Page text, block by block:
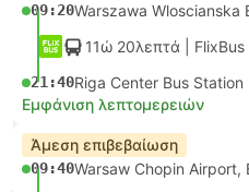
09:20
11ώ 20λεπτά | FlixBus
21:40Riga Center Bus Station
Εμφάνιση λεπτομερειών
Άμεση επιβεβαίωση
09:40